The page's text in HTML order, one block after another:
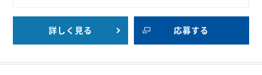
詳しく見る 応募する